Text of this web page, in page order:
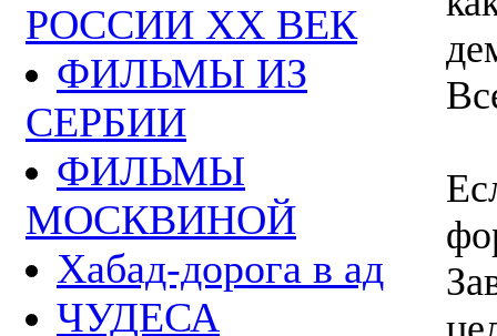
РОССИИ ХХ ВЕК
ФИЛЬМЫ ИЗ
СЕРБИИ
ФИЛЬМЫ
МОСКВИНОЙ
Хабад-дорога в ад
ЧУДЕСА